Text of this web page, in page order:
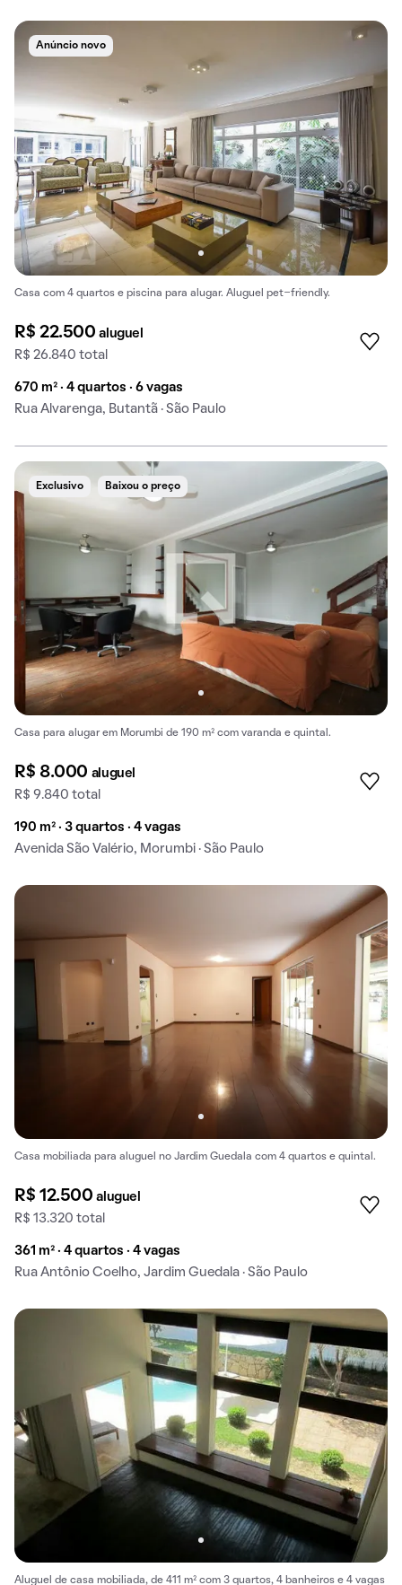
Anúncio novo
Casa com 4 quartos e piscina para alugar. Aluguel pet-friendly.
R$ 22.500aluguel
R$ 26.840 total
670 m² · 4 quartos · 6 vagas
Rua Alvarenga, Butantã · São Paulo
Exclusivo Baixou o preço
Casa para alugar em Morumbi de 190 m² com varanda e quintal.
R$ 8.000 aluguel
R$ 9.840 total
190 m² · 3 quartos · 4 vagas
Avenida São Valério, Morumbi · São Paulo
Casa mobiliada para aluguel no Jardim Guedala com 4 quartos e quintal.
R$ 12.500aluguel
R$ 13.320 total
361 m² · 4 quartos · 4 vagas
Rua Antônio Coelho, Jardim Guedala · São Paulo
Aluguel de casa mobiliada, de 411 m² com 3 quartos, 4 banheiros e 4 vagas